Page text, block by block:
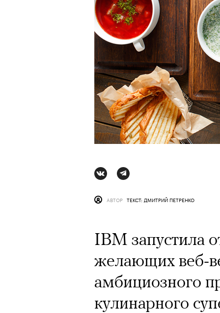
АВТОР ТЕКСТ: ДМИТРИЙ ПЕТРЕНКО
IBM запустила
желающих веб-
амбициозного
кулинарного
АВТОР
первых показах
темы